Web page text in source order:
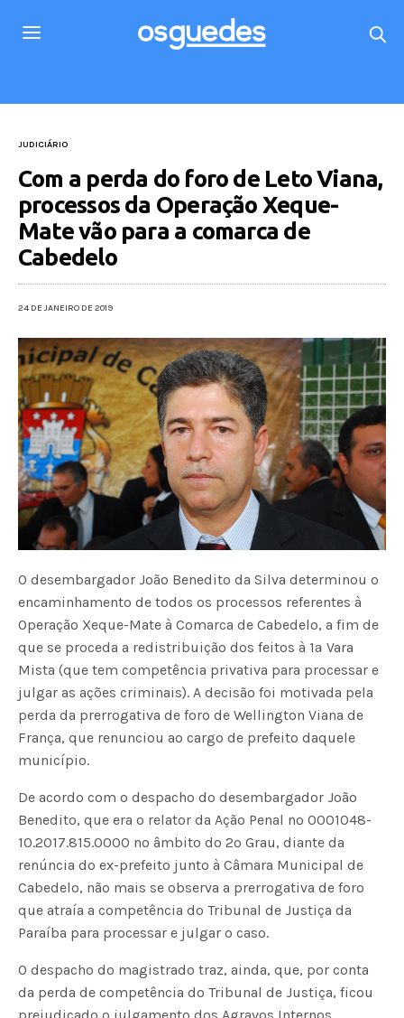
JUDICIÁRIO
Com a perda do foro de Leto Viana,
processos da Operação Xeque-
Mate vão para a comarca de
Cabedelo
24 DE JANEIRO DE 2019
O desembargador João Benedito da Silva determinou o
encaminhamento de todos os processos referentes à
Operação Xeque-Mate à Comarca de Cabedelo, a fim de
que se proceda a redistribuição dos feitos à 1ª Vara
Mista (que tem competência privativa para processar e
julgar as ações criminais). A decisão foi motivada pela
perda da prerrogativa de foro de Wellington Viana de
França, que renunciou ao cargo de prefeito daquele
município.
De acordo com o despacho do desembargador João
Benedito, que era o relator da Ação Penal nº 0001048-
10.2017.815.0000 no âmbito do 2º Grau, diante da
renúncia do ex-prefeito junto à Câmara Municipal de
Cabedelo, não mais se observa a prerrogativa de foro
que atraía a competência do Tribunal de Justiça da
Paraíba para processar e julgar o caso.
O despacho do magistrado traz, ainda, que, por conta
da perda de competência do Tribunal de Justiça, ficou
prejudicado o julgamento dos Agravos Internos